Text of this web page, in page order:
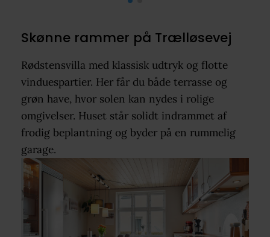
Skønne rammer på Trælløsevej
Rødstensvilla med klassisk udtryk og flotte
vinduespartier. Her får du både terrasse og
grøn have, hvor solen kan nydes i rolige
omgivelser. Huset står solidt indrammet af
frodig beplantning og byder på en rummelig
garage.